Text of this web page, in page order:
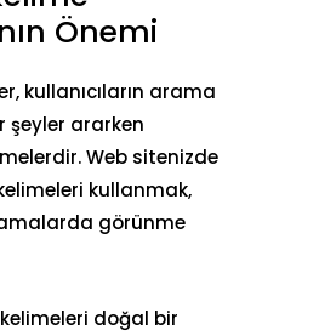
Önemi
kullanıcıların arama
şeyler ararken
Web sitenizde
kullanmak,
görünme
doğal bir